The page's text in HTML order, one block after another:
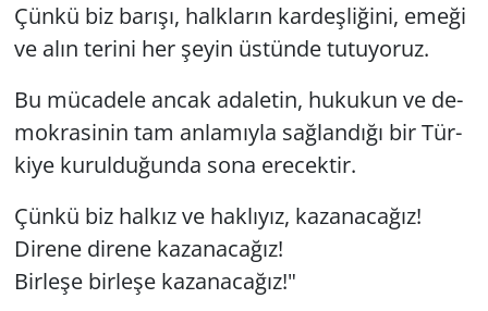
Çünkü biz ba­rı­şı, halk­la­rın kar­deş­li­ği­ni, emeği
ve alın te­ri­ni her şeyin üs­tün­de tu­tu­yo­ruz.
Bu mü­ca­de­le ancak ada­le­tin, hu­ku­kun ve de­
mok­ra­si­nin tam an­la­mıy­la sağ­lan­dı­ğı bir Tür­
ki­ye ku­rul­du­ğun­da sona ere­cek­tir.
Çünkü biz hal­kız ve hak­lı­yız, ka­za­na­ca­ğız!
Di­re­ne di­re­ne ka­za­na­ca­ğız!
Bir­le­şe bir­le­şe ka­za­na­ca­ğız!"